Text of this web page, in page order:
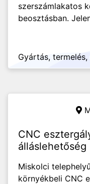
szerszámlakatos
beosztásban.
Gyártás,
CNC
Miskolci
környékbeli CNC